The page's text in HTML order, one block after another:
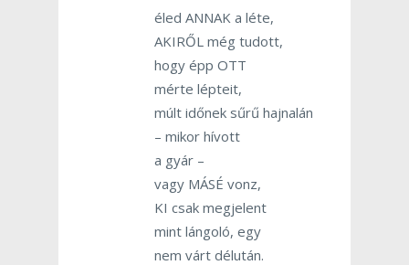
éled ANNAK a léte,
AKIRŐL még tudott,
hogy épp OTT
mérte lépteit,
múlt időnek sűrű hajnalán
– mikor hívott
a gyár –
vagy MÁSÉ vonz,
KI csak megjelent
mint lángoló, egy
nem várt délután.